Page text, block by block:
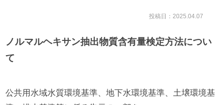
投稿日：2025.04.07
ノルマルヘキサン抽出物質含有量検定方法につい
て
公共用水域水質環境基準、地下水環境基準、土壌環境基